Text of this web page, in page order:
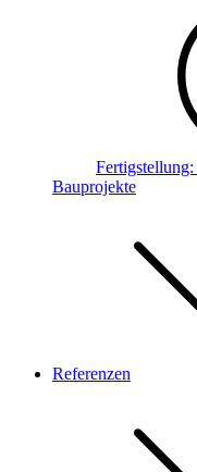
Fertigstellung:
Bauprojekte
Referenzen